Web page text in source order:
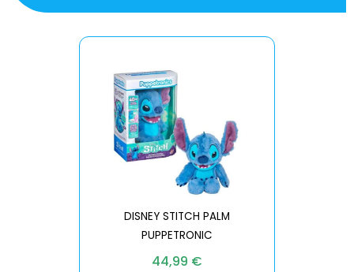
DISNEY STITCH PALM
PUPPETRONIC
44,99 €